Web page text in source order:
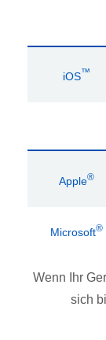
iOS™
Apple®
Microsoft®
Wenn Ihr
sich